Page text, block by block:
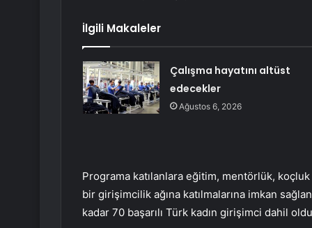
İlgili Makaleler
Çalışma hayatını altüst
edecekler
Ağustos 6, 2026
Programa katılanlara eğitim, mentörlük,
bir girişimcilik ağına katılmalarına imkan
kadar 70 başarılı Türk kadın girişimci dahil